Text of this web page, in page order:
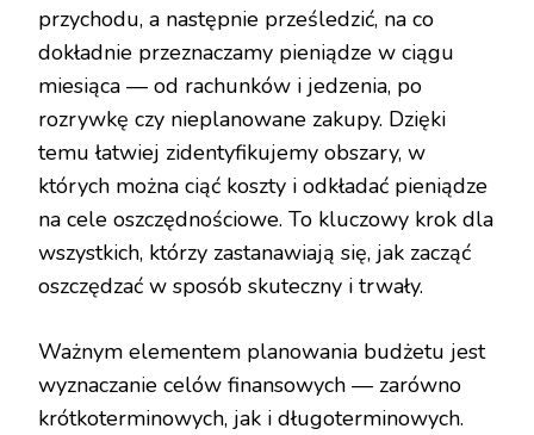
przychodu, a następnie prześledzić, na co
dokładnie przeznaczamy pieniądze w ciągu
miesiąca — od rachunków i jedzenia, po
rozrywkę czy nieplanowane zakupy. Dzięki
temu łatwiej zidentyfikujemy obszary, w
których można ciąć koszty i odkładać pieniądze
na cele oszczędnościowe. To kluczowy krok dla
wszystkich, którzy zastanawiają się, jak zacząć
oszczędzać w sposób skuteczny i trwały.
Ważnym elementem planowania budżetu jest
wyznaczanie celów finansowych — zarówno
krótkoterminowych, jak i długoterminowych.